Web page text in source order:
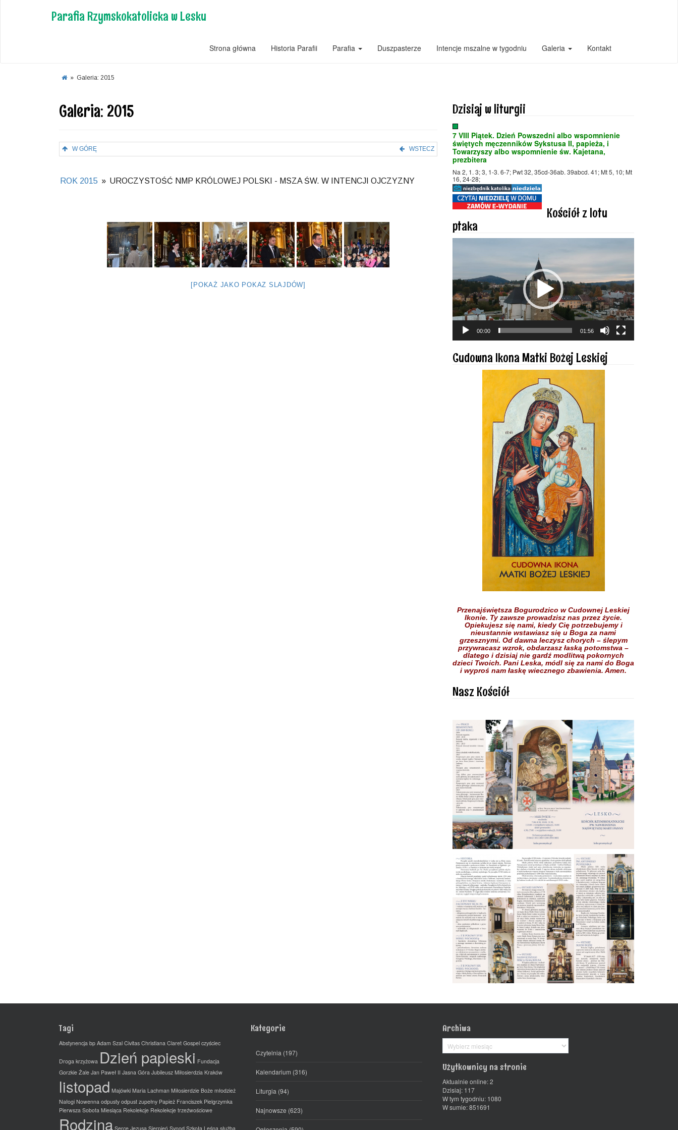
Parafia Rzymskokatolicka w Lesku
Strona główna Historia Parafii Parafia Duszpasterze Intencje mszalne w tygodniu Galeria Kontakt
» Galeria: 2015
Galeria: 2015
W GÓRĘ WSTECZ
ROK 2015 » UROCZYSTOŚĆ NMP KRÓLOWEJ POLSKI - MSZA ŚW. W INTENCJI OJCZYZNY
[POKAŻ JAKO POKAZ SLAJDÓW]
Dzisiaj w liturgii
7 VIII Piątek. Dzień Powszedni albo wspomnienie
świętych męczenników Sykstusa II, papieża, i
Towarzyszy albo wspomnienie św. Kajetana,
prezbitera
Na 2, 1. 3; 3, 1-3. 6-7; Pwt 32, 35cd-36ab. 39abcd. 41; Mt 5, 10; Mt
16, 24-28;
Kościół z lotu
ptaka
00:00 01:56
Cudowna Ikona Matki Bożej Leskiej
Przenajświętsza Bogurodzico w Cudownej Leskiej
Ikonie. Ty zawsze prowadzisz nas przez życie.
Opiekujesz się nami, kiedy Cię potrzebujemyi
nieustannie wstawiasz się u Boga za nami
grzesznymi. Od dawna leczysz chorych – ślepym
przywracasz wzrok, obdarzasz łaską potomstwa –
dlatego i dzisiaj nie gardź modlitwą pokornych
dzieci Twoich. Pani Leska, módl się za nami do Boga
i wyproś nam łaskę wiecznego zbawienia. Amen.
Nasz Kościół
Tagi
Abstynencja bp Adam Szal Civitas Christiana Claret Gospel czyściec
Droga krzyżowa Dzień papieski Fundacja
Gorzkie Żale Jan Paweł II Jasna Góra Jubileusz Miłosierdzia Kraków
listopad Majówki Maria Lachman Miłosierdzie Boże młodzież
Nałogi Nowenna odpusty odpust zupełny Papież Franciszek Pielgrzymka
Pierwsza Sobota Miesiąca Rekolekcje Rekolekcje trzeźwościowe
Rodzina Serce Jezusa Sierpień Synod Szkoła Leśna służba
Kategorie
Czytelnia (197)
Kalendarium (316)
Liturgia (94)
Najnowsze (623)
Archiwa
Archiwa
Użytkownicy na stronie
Aktualnie online: 2
Dzisiaj: 117
W tym tygodniu: 1080
W sumie: 851691